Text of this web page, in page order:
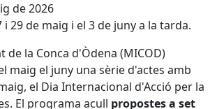
de 2026
29 de maig i el 3 de juny a la tarda.
de la Conca d'Òdena (MICOD)
maig el juny una sèrie d'actes amb
el Dia Internacional d'Acció per la
El programa acull propostes a set